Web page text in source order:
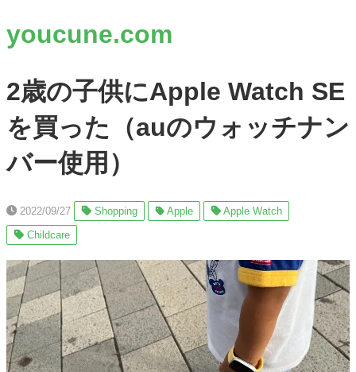
youcune.com
2歳の子供にApple Watch SE
を買った（auのウォッチナン
バー使用）
2022/09/27 Shopping Apple
Apple Watch
Childcare